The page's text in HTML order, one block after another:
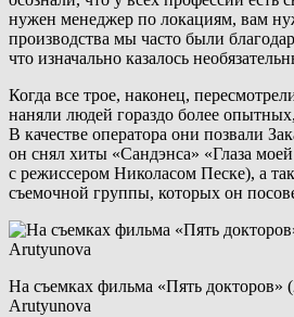
нужен менеджер по локациям, вам
производства мы часто были
что изначально казалось
Когда все трое, наконец,
наняли людей гораздо более
В качестве оператора они позвали
он снял хиты «Сандэнса» «Глаза
с режиссером Николасом Песке), а
съемочной группы, которых он
На съемках фильма «Пять докторов»
Arutyunova